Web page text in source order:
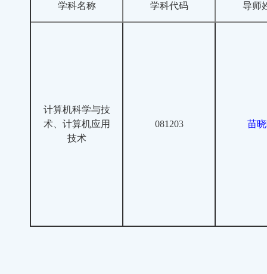
学科名称 学科代码 导师
计算机科学与技
术、计算机应用
技术
081203 苗